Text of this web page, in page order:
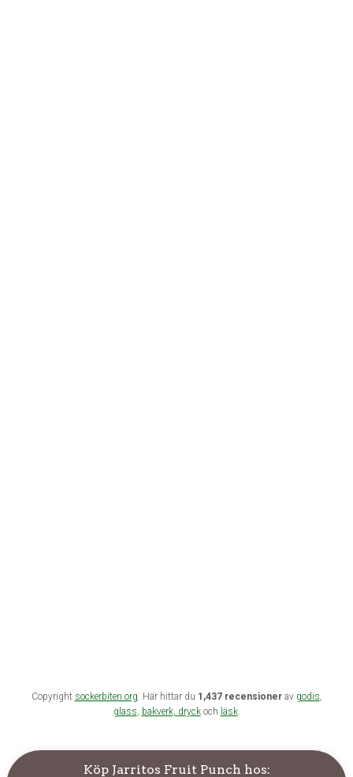
Köp Jarritos Fruit Punch hos:
Copyright sockerbiten.org. Här hittar du 1,437 recensionerav godis,
glass, bakverk, dryckoch läsk.